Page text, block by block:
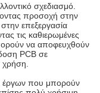
σχεδιασμό.
προσοχή στην
επεξεργασία
τις καθιερωμένες
να αποφευχθούν
PCB σε
έργων που μπορούν